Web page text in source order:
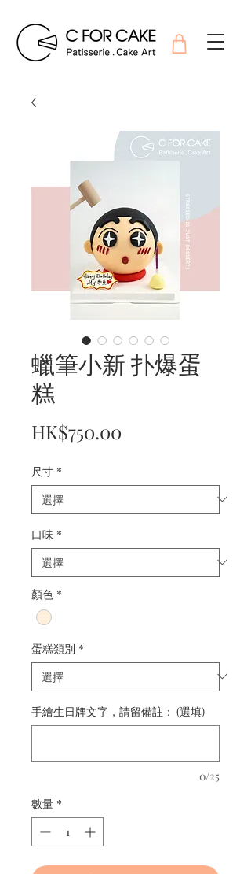
蠟筆小新 扑爆蛋
糕
HK$750.00
尺寸 *
口味 *
顏色 *
蛋糕類別 *
手繪生日牌文字，請留備註： (選填)
0/25
數量 *